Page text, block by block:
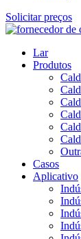
Solicitar preços
Lar
Produtos
Casos
Aplicativo